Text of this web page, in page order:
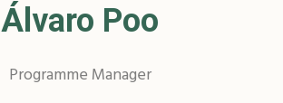
Álvaro Poo
Programme Manager